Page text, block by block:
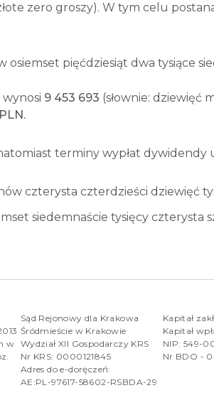
zero groszy). W tym celu
osiemset pięćdziesiąt dwa tysiące
9 453 693 (słownie: dziewięć
terminy wypłat dywidendy
czterysta czterdzieści dziewięć
siedemnaście tysięcy
w
Sąd Rejonowy dla Krakowa
Śródmieście w Krakowie
Wydział XII Gospodarczy KRS
Nr KRS: 0000121845
Adres do e-doręczeń:
AE:PL-97617-58602-RSBDA-29
Kapitał
Kapitał
NIP: 549-
Nr BDO -